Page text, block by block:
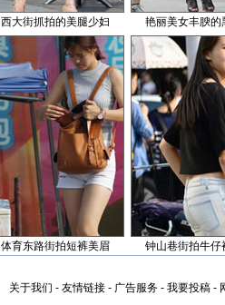
西大街抓拍的美腿少妇 艳丽美女丰腴的
体育东路街拍短裤美眉 钟山巷街拍牛仔
关于我们 - 友情链接 - 广告服务 - 我要投稿 -